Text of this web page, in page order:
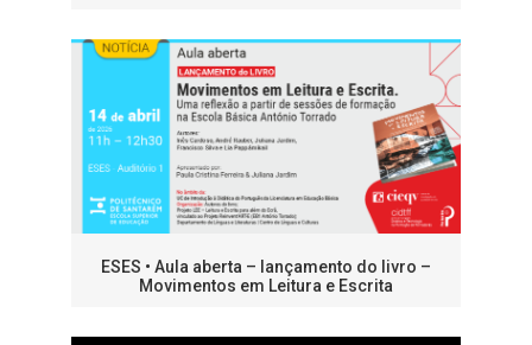
ESES • Aula aberta – lançamento do livro –
Movimentos em Leitura e Escrita